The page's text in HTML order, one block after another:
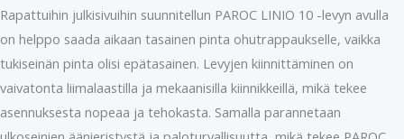
Rapattuihin julkisivuihin suunnitellun PAROC LINIO 10 -levyn avulla
on helppo saada aikaan tasainen pinta ohutrappaukselle, vaikka
tukiseinän pinta olisi epätasainen. Levyjen kiinnittäminen on
vaivatonta liimalaastilla ja mekaanisilla kiinnikkeillä, mikä tekee
asennuksesta nopeaa ja tehokasta. Samalla parannetaan